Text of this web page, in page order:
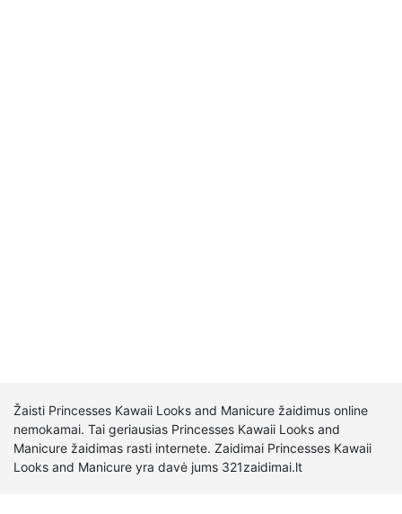
Žaisti Princesses Kawaii Looks and Manicure žaidimus online
nemokamai. Tai geriausias Princesses Kawaii Looks and
Manicure žaidimas rasti internete. Zaidimai Princesses Kawaii
Looks and Manicure yra davė jums 321zaidimai.lt